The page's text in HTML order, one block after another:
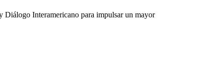
Diálogo Interamericano para impulsar un mayor